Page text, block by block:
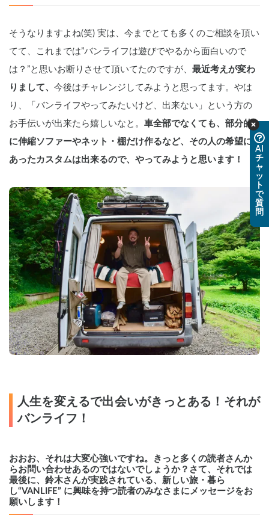
そうなりますよね(笑) 実は、今までとても多くのご相談を頂い
てて、これまでは”バンライフは遊びでやるから面白いので
は？”と思いお断りさせて頂いてたのですが、 最近考えが変わ
りまして、 今後はチャレンジしてみようと思ってます。やは
り、「バンライフやってみたいけど、出来ない」という方の
お手伝いが出来たら嬉しいなと。 車全部でなくても、部分的
に伸縮ソファーやネット・棚だけ作るなど、その人の希望に
あったカスタムは出来るので、やってみようと思います！
人生を変えるで出会いがきっとある！それが
バンライフ！
おおお、それは大変心強いですね。きっと多くの読者さんか
らお問い合わせあるのではないでしょうか？さて、それでは
最後に、鈴木さんが実践されている、新しい旅・暮ら
し“VANLIFE” に興味を持つ読者のみなさまにメッセージをお
願いします！
AI
チ
ャ
ッ
ト
で
質
問